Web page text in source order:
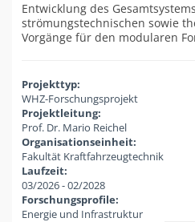
Entwicklung des
strömungstechnischen sowie
Vorgänge für den modularen
Projekttyp:
WHZ-Forschungsprojekt
Projektleitung:
Prof. Dr. Mario Reichel
Organisationseinheit:
Fakultät Kraftfahrzeugtechnik
Laufzeit:
03/2026-02/2028
Forschungsprofile:
Energie und Infrastruktur